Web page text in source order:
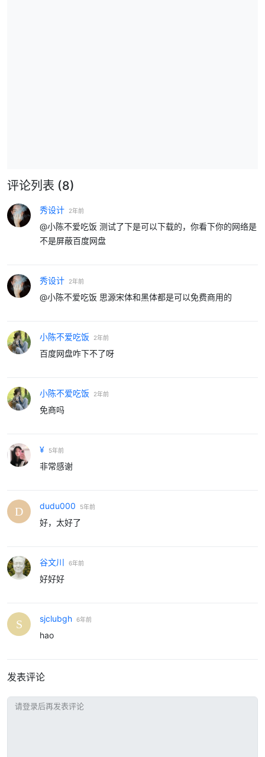
评论列表 (8)
秀设计 2年前
@小陈不爱吃饭 测试了下是可以下载的，你看下你的网络是
不是屏蔽百度网盘
秀设计 2年前
@小陈不爱吃饭 思源宋体和黑体都是可以免费商用的
小陈不爱吃饭 2年前
百度网盘咋下不了呀
小陈不爱吃饭 2年前
免商吗
¥ 5年前
非常感谢
dudu000 5年前
好，太好了
谷文川 6年前
好好好
sjclubgh 6年前
hao
发表评论